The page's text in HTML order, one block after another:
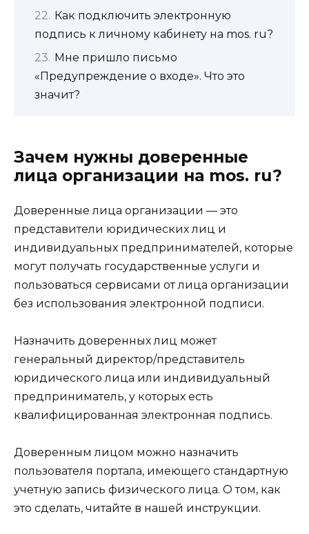
Как подключить электронную
подпись к личному кабинету на mos. ru?
Мне пришло письмо
«Предупреждение о входе». Что это
значит?
Зачем нужны доверенные
лица организации на mos. ru?
Доверенные лица организации — это
представители юридических лиц и
индивидуальных предпринимателей, которые
могут получать государственные услуги и
пользоваться сервисами от лица организации
без использования электронной подписи.
Назначить доверенных лиц может
генеральный директор/представитель
юридического лица или индивидуальный
предприниматель, у которых есть
квалифицированная электронная подпись.
Доверенным лицом можно назначить
пользователя портала, имеющего стандартную
учетную запись физического лица. О том, как
это сделать, читайте в нашей инструкции.